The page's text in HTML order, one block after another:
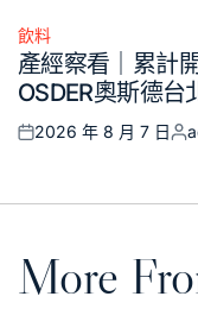
Posted
in
飲料
產經察看｜累計
OSDER奧斯德台
Posted
2026 年 8 月 7 日
More